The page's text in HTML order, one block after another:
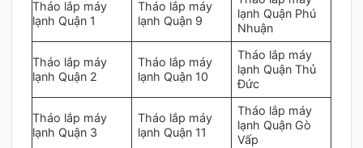
Tháo lắp máy
lạnh Quận 1
Tháo lắp máy
lạnh Quận 9
lạnh Quận Phú
Nhuận
Tháo lắp máy
lạnh Quận 2
Tháo lắp máy
lạnh Quận 10
Tháo lắp máy
lạnh Quận Thủ
Đức
Tháo lắp máy
lạnh Quận 3
Tháo lắp máy
lạnh Quận 11
Tháo lắp máy
lạnh Quận Gò
Vấp